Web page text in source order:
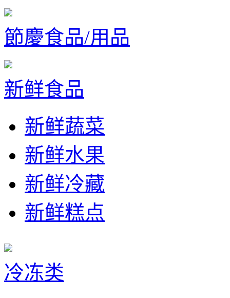
節慶食品/用品
新鲜食品
新鲜蔬菜
新鲜水果
新鲜冷藏
新鲜糕点
冷冻类